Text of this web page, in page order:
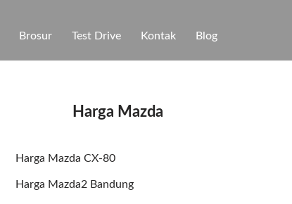
Brosur Test Drive Kontak Blog
Harga Mazda
Harga Mazda CX-80
Harga Mazda2 Bandung